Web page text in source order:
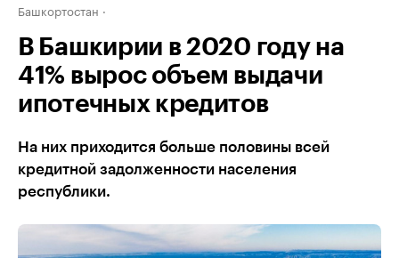
Башкортостан
В Башкирии в 2020 году на
41% вырос объем выдачи
ипотечных кредитов
На них приходится больше половины всей
кредитной задолженности населения
республики.